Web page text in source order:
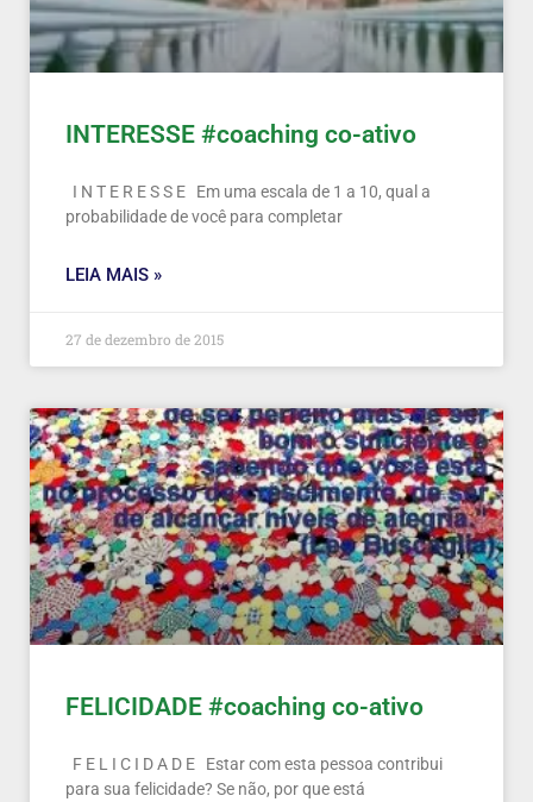
INTERESSE #coaching co-ativo
I N T E R E S S E Em uma escala de 1 a 10, qual a
probabilidade de você para completar
LEIA MAIS »
27 de dezembro de 2015
FELICIDADE #coaching co-ativo
F E L I C I D A D E Estar com esta pessoa contribui
para sua felicidade? Se não, por que está